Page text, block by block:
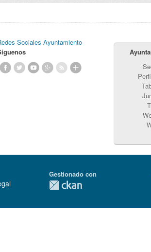
Sociales Ayuntamiento
Gestionado con